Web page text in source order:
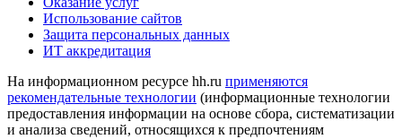
Использование сайтов
Защита персональных данных
ИТ аккредитация
На информационном ресурсе hh.ru применяются
рекомендательные технологии (информационные технологии
предоставления информации на основе сбора, систематизации
и анализа сведений, относящихся к предпочтениям